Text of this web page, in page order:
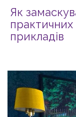
Як
практичних
прикладів